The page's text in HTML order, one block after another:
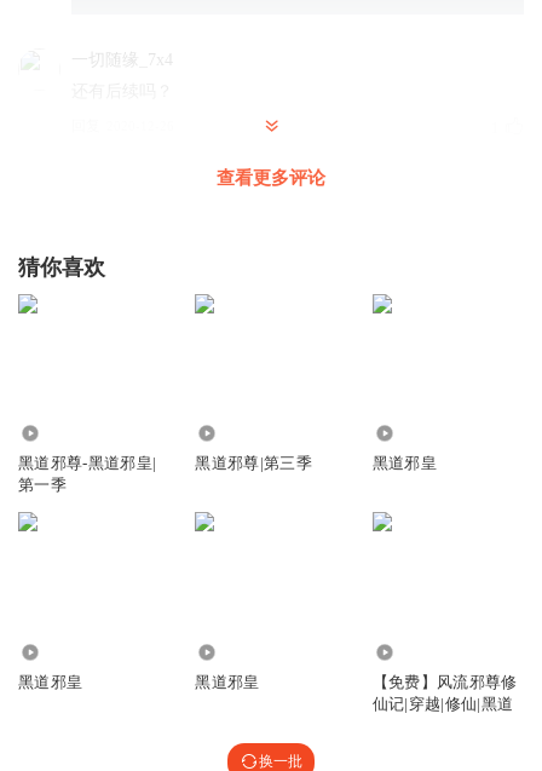
一切随缘_7x4
一切随缘_7x4: 一月更新第三季
猫白灬
呀！又听完了
好好听啊哈哈
查看更多评论
猜你喜欢
黑道邪尊-黑道邪皇|
第一季
黑道邪尊|第三季 黑道邪皇
黑道邪皇 黑道邪皇
【免费】风流邪尊修
仙记|穿越|修仙|黑道
换一批